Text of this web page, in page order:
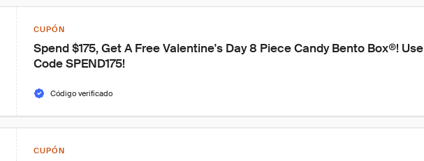
CUPÓN
Spend $175, Get A Free Valentine's Day 8 Piece Candy Bento Box®! Use
Code SPEND175!
Código verificado
CUPÓN